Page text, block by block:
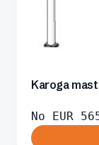
Karoga
No EUR